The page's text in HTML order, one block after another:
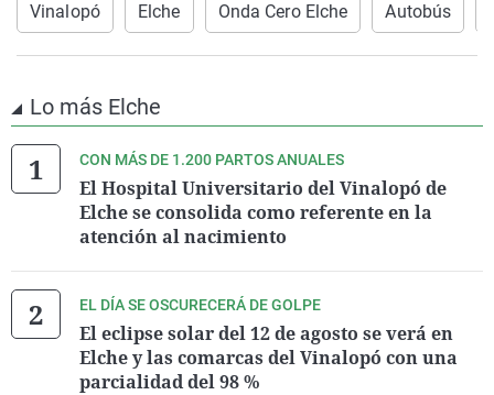
Vinalopó Elche Onda Cero Elche Autobús
Lo más Elche
CON MÁS DE 1.200 PARTOS ANUALES
El Hospital Universitario del Vinalopó de
Elche se consolida como referente en la
atención al nacimiento
EL DÍA SE OSCURECERÁ DE GOLPE
El eclipse solar del 12 de agosto se verá en
Elche y las comarcas del Vinalopó con una
parcialidad del 98 %